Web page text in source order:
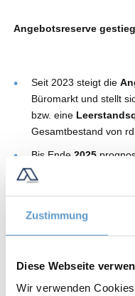
Zustimmung
Diese Webseite
Wir verwenden
Angebotsreserve
Seit 2023 steigt die
Büromarkt und stellt
bzw. eine
Gesamtbestand von
Bis Ende2025
weiteren moderaten
.
durchaus eine
des Leerstands